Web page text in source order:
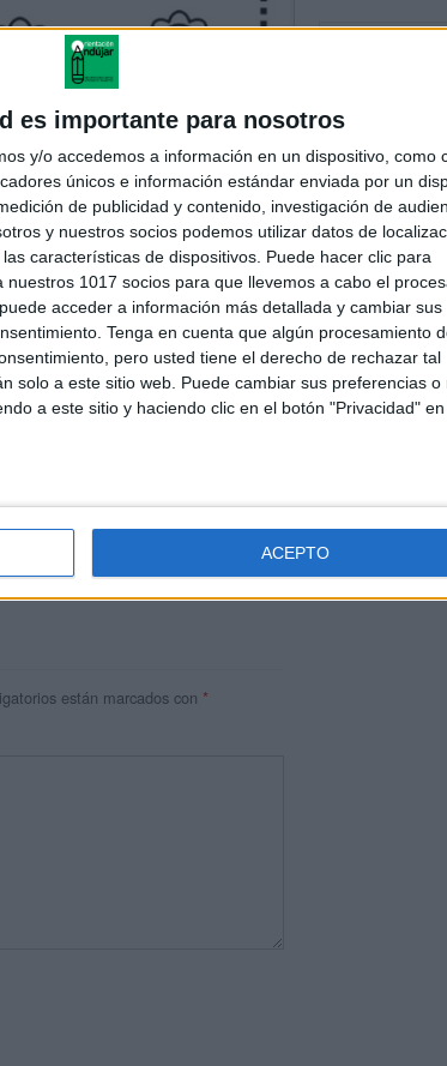
es importante para nosotros
y/o accedemos a información en un dispositivo, como
únicos e información estándar enviada por un
de publicidad y contenido, investigación de
y nuestros socios podemos utilizar datos de
características de dispositivos. Puede hacer clic para
1017 socios para que llevemos a cabo el
acceder a información más detallada y cambiar sus
Tenga en cuenta que algún procesamiento
pero usted tiene el derecho de rechazar tal
solo a este sitio web. Puede cambiar sus preferencias o
a este sitio y haciendo clic en el botón "Privacidad"
ACEPTO
están marcados con *